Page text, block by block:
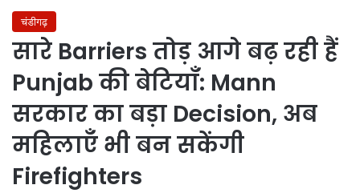
चंडीगढ़
सारे Barriers तोड़ आगे बढ़ रही हैं
Punjab की बेटियाँ: Mann
सरकार का बड़ा Decision, अब
महिलाएँ भी बन सकेंगी
Firefighters